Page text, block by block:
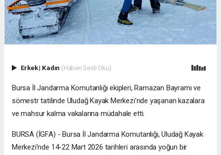
Erkek| Kadın (Haberi Sesli Oku)
Bursa İl Jandarma Komutanlığı ekipleri, Ramazan Bayramı ve
sömestr tatilinde Uludağ Kayak Merkezi’nde yaşanan kazalara
ve mahsur kalma vakalarına müdahale etti.
BURSA (İGFA) - Bursa İl Jandarma Komutanlığı, Uludağ Kayak
Merkezi’nde 14-22 Mart 2026 tarihleri arasında yoğun bir